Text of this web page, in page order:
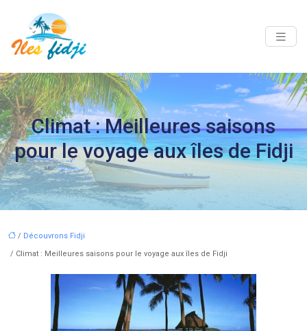
Climat : Meilleures saisons
pour le voyage aux îles de Fidji
/ Découvrons Fidji
/ Climat : Meilleures saisons pour le voyage aux îles de Fidji